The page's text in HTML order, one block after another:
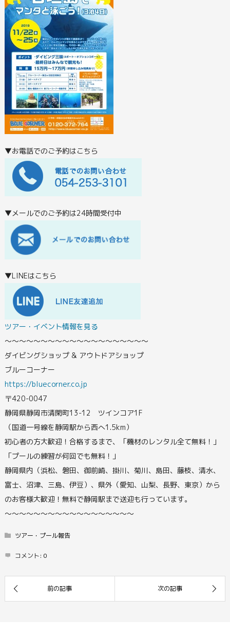
▼お電話でのご予約はこちら
▼メールでのご予約は24時間受付中
▼LINEはこちら
ツアー・イベント情報を見る
〜〜〜〜〜〜〜〜〜〜〜〜〜〜〜〜〜〜〜〜
ダイビングショップ & アウトドアショップ
ブルーコーナー
https://bluecorner.co.jp
〒420-0047
静岡県静岡市清閑町13-12 ツインコア1F
（国道一号線を静岡駅から西へ1.5km）
初心者の方大歓迎！合格するまで、「機材のレンタル全て無料！」
「プールの練習が何回でも無料！」
静岡県内（浜松、磐田、御前崎、掛川、菊川、島田、藤枝、清水、
富士、沼津、三島、伊豆）、県外（愛知、山梨、長野、東京）から
のお客様大歓迎！無料で静岡駅まで送迎も行っています。
〜〜〜〜〜〜〜〜〜〜〜〜〜〜〜〜〜〜
ツアー・プール報告
コメント: 0